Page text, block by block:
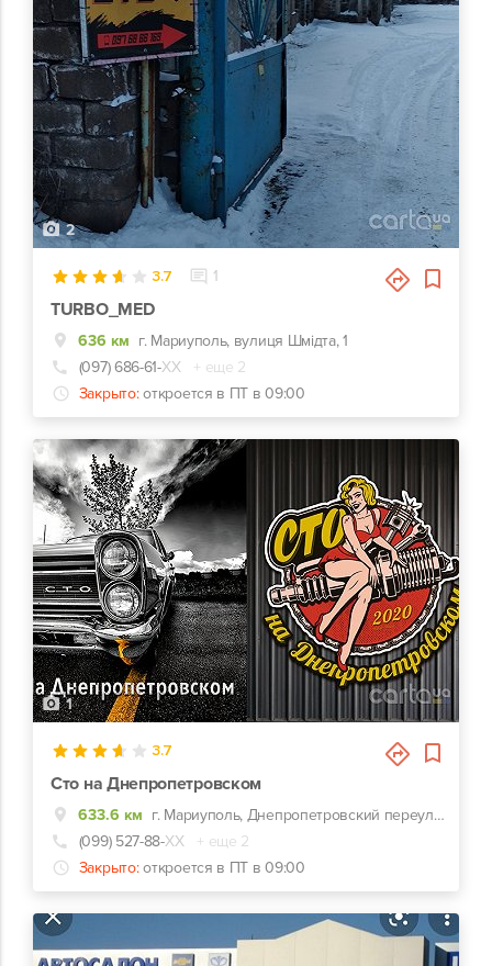
2
3.7 1
TURBO_MED
636 км г. Мариуполь, вулиця Шмідта, 1
(097) 686-61-ХХ
+ еще 2
Закрыто: откроется в ПТ в 09:00
1
3.7
Сто на Днепропетровском
633.6 км
г. Мариуполь, Днепропетровский переулок, 19/2
(099) 527-88-ХХ
+ еще 2
Закрыто: откроется в ПТ в 09:00